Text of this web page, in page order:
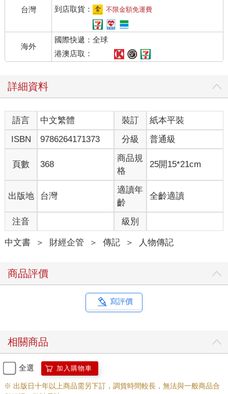
黃仁勳本人很有魅力，幽默風趣，善於自我調侃，經常自相矛
盾。他總是擺出一張似笑非笑的撲克臉。2023年，我們相約在丹
尼餐廳（Denny’s）一起吃早餐。這是他最喜歡的連鎖餐廳，三十
年前他就是在這裡擬定輝達的商業計畫。他一共點了七道餐點，
包括以「大鳥」為名的火雞肉總匯三明治與炸牛排等。他一邊點
餐，一面跟服務生閒聊。「妳知道嗎？我曾在這裡當洗碗工，」
黃仁勳生於臺灣，十歲移居美國。丹尼餐廳是他融入美國文化的
坩堝，他青少年時在那裡工作，吃遍整個菜單。不過，他告訴
我，他依然保有局外人的視角。「在內心深處，你永遠是個移
民，」他說。「我心裡一直覺得自己是華人。」1993年，三十歲
的他跟兩名夥伴共同創立輝達（Nvidia的英文發音為「英偉迪
亞」，非「恩偉迪亞」），最初瞄準新興的高階遊戲顯卡市場。
他的產品炙手可熱，他的顧客喜歡自己組裝電腦，有時會買透明
機殼，來展示裡面的輝達顯卡。
1990年代後期，為了提升《雷神之鎚》（Quake）系列遊戲的算
繪效果，輝達稍微調整了處理器的電路架構，以便同時解決許多
個問題。這就是所謂的「平行運算」（parallel computing）；但
這無異於一場豪賭。「在我們找到解決方法之前，平行運算的成
功率是零，」黃仁勳說道，同時列舉一串已經被遺忘的新創公
司。「真的是零。每一個想要利用平行運算搶奪商機的人都落得
一場空。」黃仁勳無視這些慘不忍睹的前例，足足有十幾年，他
家以外的客戶，包括所有需要大量運算能力的客戶，像是氣象預
報員、放射科醫師、深海石油探勘員等。在那段時期，輝達股價
這項賭注讓黃仁勳大失血，連年虧損，直到2012年才有轉機。那
年，多倫多有一組叛逆的研究人員買下兩張輝達的家用遊戲顯
網路嗤之以鼻，認為那是過時的玩意兒。但黃仁勳看到他的平行
運算平台訓練神經網路的神速，就把整間公司押注在這個對彼此
都有好處的意外結合上。他要讓兩種不被看好、沒能通過市場考
驗的技術谷底翻身。
當這項大膽的賭注連本帶利翻倍，輝達市值增加了數百倍。十年
台灣
到店取貨：
不限金額免運費
海外
國際快遞：全球
港澳店取：
詳細資料
語言 中文繁體 裝訂
紙本平裝
ISBN
9786264171373 分級 普通級
頁數 368
商品規
格
25開15*21cm
出版地 台灣
適讀年
齡
全齡適讀
注音 級別
中文書 ＞ 財經企管 ＞ 傳記 ＞ 人物傳記
商品評價
寫評價
相關商品
全選 加入購物車
※ 出版日十年以上商品需另下訂，調貨時間較長，無法與一般商品合